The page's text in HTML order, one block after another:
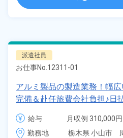
派遣社員
お仕事No. 12311-01
アルミ製品の製造業務！幅
完備＆赴任旅費会社負担♪日
安食堂有り！マイカー通勤
給与
月収例 310,000
時給 1,600円～
勤務地 栃木県 小山市　